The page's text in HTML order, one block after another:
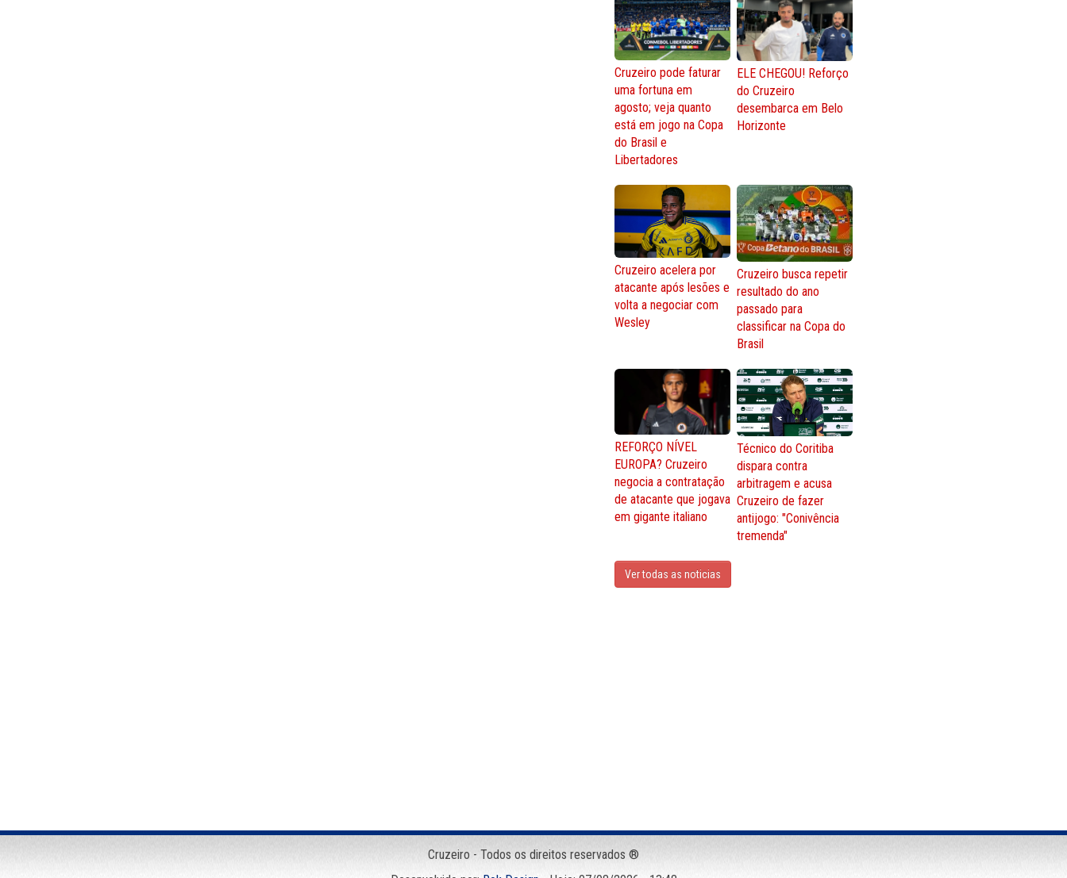
Cruzeiro pode faturar
uma fortuna em
agosto; veja quanto
está em jogo na Copa
do Brasil e
Libertadores
ELE CHEGOU! Reforço
do Cruzeiro
desembarca em Belo
Horizonte
Cruzeiro acelera por
atacante após lesões e
volta a negociar com
Wesley
Cruzeiro busca repetir
resultado do ano
passado para
classificar na Copa do
Brasil
REFORÇO NÍVEL
EUROPA? Cruzeiro
negocia a contratação
de atacante que jogava
em gigante italiano
Técnico do Coritiba
dispara contra
arbitragem e acusa
Cruzeiro de fazer
antijogo: "Conivência
tremenda"
Ver todas as noticias
Cruzeiro - Todos os direitos reservados ®